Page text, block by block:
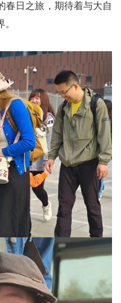
春日之旅，期待着与大自